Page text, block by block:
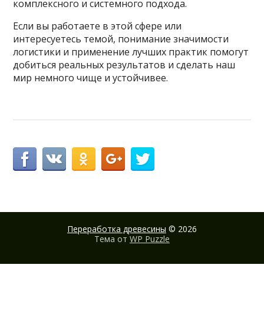
комплексного и системного подхода.
Если вы работаете в этой сфере или
интересуетесь темой, понимание значимости
логистики и применение лучших практик помогут
добиться реальных результатов и сделать наш
мир немного чище и устойчивее.
Переработка древесины © 2026
Тема от WP Puzzle